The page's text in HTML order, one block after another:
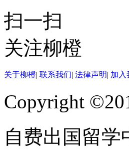
扫一扫
关注柳橙
关于柳橙| 联系我们| 法律声明| 加入
Copyright
自费出国留